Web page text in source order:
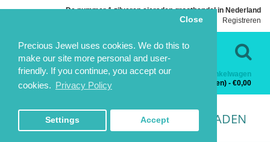
Precious Jewel uses cookies. We do this to
make our site more personal and user-
friendly. If you continue, you accept our
cookies. Privacy Policy
Close
Settings Accept
De nummer 1 zilveren sieraden groothandel in Nederland
Inloggen
Registreren
Categorieën
Winkelwagen
0 product(en) - €0,00
HOME COLLECTIE
PLATINUM PLATED ZILVEREN SIERADEN
PLATINUM PLATED ZILVEREN SIERADEN